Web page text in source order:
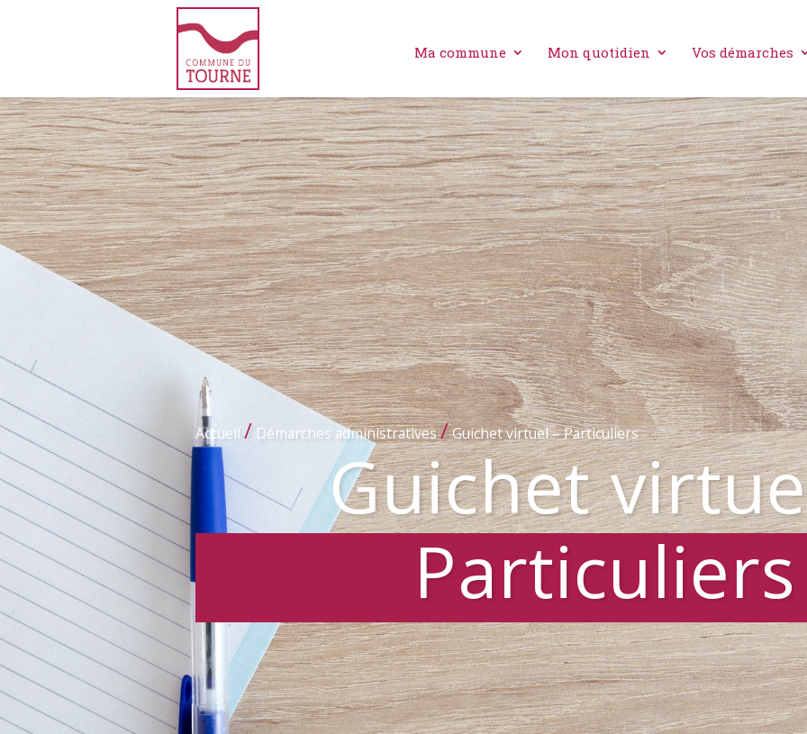
Ma commune Mon quotidien Vos démarches
Accueil / Démarches administratives/Guichet virtuel – Particuliers
Guichet
Particuliers